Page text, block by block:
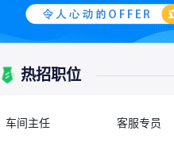
热招职位
车间主任 客服专员